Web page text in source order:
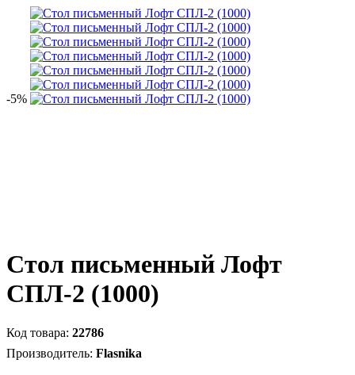
-5%
Стол письменный Лофт
СПЛ-2 (1000)
22786
Flasnika